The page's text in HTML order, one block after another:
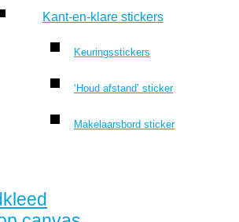
Kant-en-klare stickers
Keuringsstickers
‘Houd afstand’ sticker
Makelaarsbord sticker